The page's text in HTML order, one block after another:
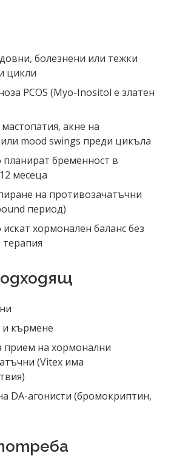
болезнени или тежки
цикли
PCOS (Myo-Inositol е златен
акне на
mood swings преди цикъла
бременност в
месеца
на противозачатъчни
период)
хормонален баланс без
и кърмене
прием на хормонални
(Vitex има
DA-агонисти (бромокриптин,